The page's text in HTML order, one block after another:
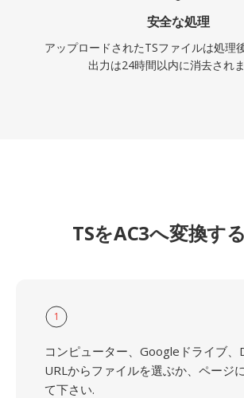
安全な処理
アップロードされたTSファイルは処理
出力は24時間以内に消去されま
TSをAC3へ変換す
1
コンピューター、Googleドライブ、
URLからファイルを選ぶか、ページ
て下さい.